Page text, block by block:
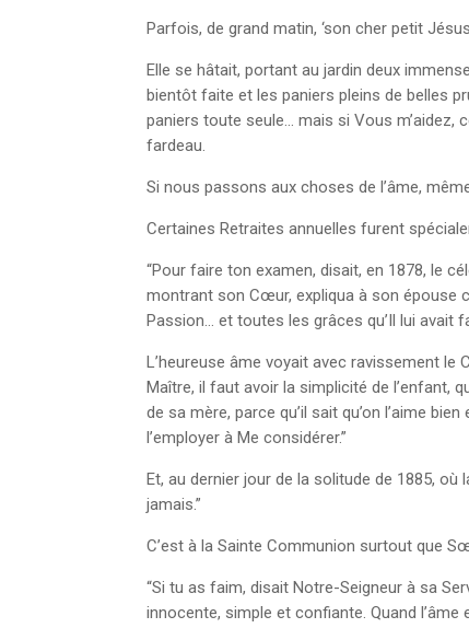
Parfois, de grand matin, ‘son cher petit
Elle se hâtait, portant au jardin deux
bientôt faite et les paniers pleins de belles
paniers toute seule… mais si Vous m’aidez,
fardeau.
Si nous passons aux choses de l’âme,
Certaines Retraites annuelles furent
“Pour faire ton examen, disait, en 1878, le
montrant son Cœur, expliqua à son épouse
Passion… et toutes les grâces qu’Il lui avait
L’heureuse âme voyait avec ravissement
Maître, il faut avoir la simplicité de l’enfant,
de sa mère, parce qu’il sait qu’on l’aime
l’employer à Me considérer.”
Et, au dernier jour de la solitude de 1885,
jamais.”
C’est à la Sainte Communion surtout que
“Si tu as faim, disait Notre-Seigneur à sa
innocente, simple et confiante. Quand